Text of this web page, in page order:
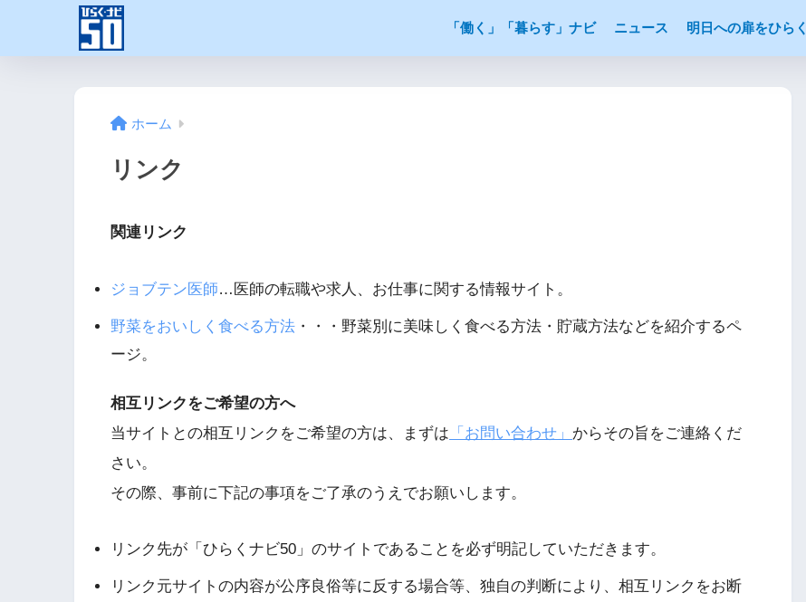
「働く」「暮らす」ナビ ニュース 明日への扉をひらく
ホーム
リンク
関連リンク
ジョブテン医師…医師の転職や求人、お仕事に関する情報サイト。
野菜をおいしく食べる方法 ・・・野菜別に美味しく食べる方法・貯蔵方法などを紹介するペ
ージ。
相互リンクをご希望の方へ
当サイトとの相互リンクをご希望の方は、まずは 「お問い合わせ」 からその旨をご連絡くだ
さい。
その際、事前に下記の事項をご了承のうえでお願いします。
リンク先が「ひらくナビ50」のサイトであることを必ず明記していただきます。
リンク元サイトの内容が公序良俗等に反する場合等、独自の判断により、相互リンクをお断